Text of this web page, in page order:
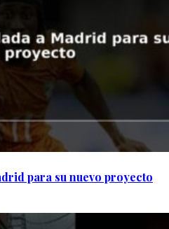
para su nuevo proyecto